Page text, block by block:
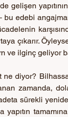
gelişen
edebi
çıkarır.
ve ilginç geliyor
ne diyor?
zamanda,
sürekli
yapıtın